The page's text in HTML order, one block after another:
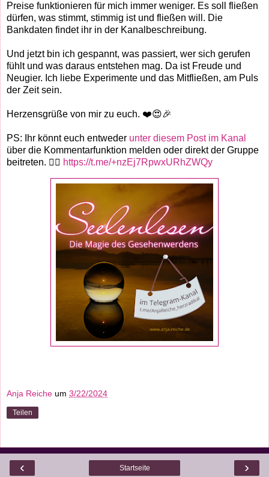
Preise funktionieren für mich immer weniger. Es soll fließen
dürfen, was stimmt, stimmig ist und fließen will. Die
Bankdaten findet ihr in der Kanalbeschreibung.
Und jetzt bin ich gespannt, was passiert, wer sich gerufen
fühlt und was daraus entstehen mag. Da ist Freude und
Neugier. Ich liebe Experimente und das Mitfließen, am Puls
der Zeit sein.
Herzensgrüße von mir zu euch. ❤️😍🎉
PS: Ihr könnt euch entweder unter diesem Post im Kanal
über die Kommentarfunktion melden oder direkt der Gruppe
beitreten. 👉🏼 https://t.me/+nzEj7RpwxURhZWQy
Anja Reiche um 3/22/2024
Teilen
‹ ›
Startseite